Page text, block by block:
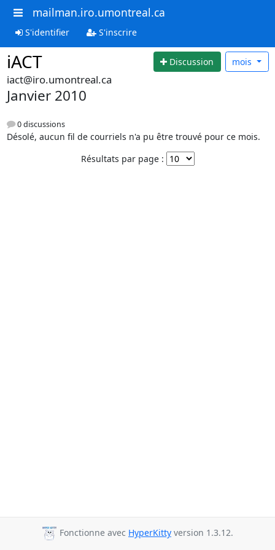
mailman.iro.umontreal.ca
S'identifier S'inscrire
iACT Discussion mois
iact@iro.umontreal.ca
Janvier 2010
0 discussions
Désolé, aucun fil de courriels n'a pu être trouvé pour ce mois.
Résultats par page :
Fonctionne avec HyperKitty version 1.3.12.